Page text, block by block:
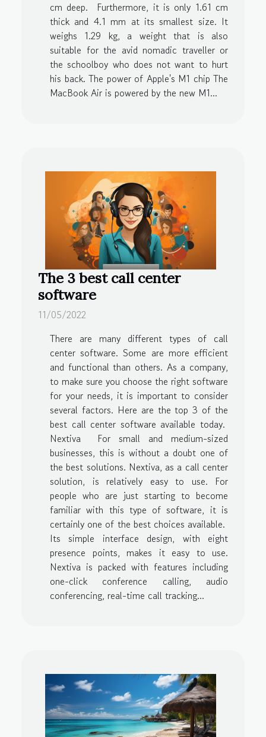
cm deep. Furthermore, it is only 1.61 cm
thick and 4.1 mm at its smallest size. It
weighs 1.29 kg, a weight that is also
suitable for the avid nomadic traveller or
the schoolboy who does not want to hurt
his back. The power of Apple's M1 chip The
MacBook Air is powered by the new M1...
The 3 best call center
software
11/05/2022
There are many different types of call
center software. Some are more efficient
and functional than others. As a company,
to make sure you choose the right software
for your needs, it is important to consider
several factors. Here are the top 3 of the
best call center software available today.
Nextiva For small and medium-sized
businesses, this is without a doubt one of
the best solutions. Nextiva, as a call center
solution, is relatively easy to use. For
people who are just starting to become
familiar with this type of software, it is
certainly one of the best choices available.
Its simple interface design, with eight
presence points, makes it easy to use.
Nextiva is packed with features including
one-click conference calling, audio
conferencing, real-time call tracking...